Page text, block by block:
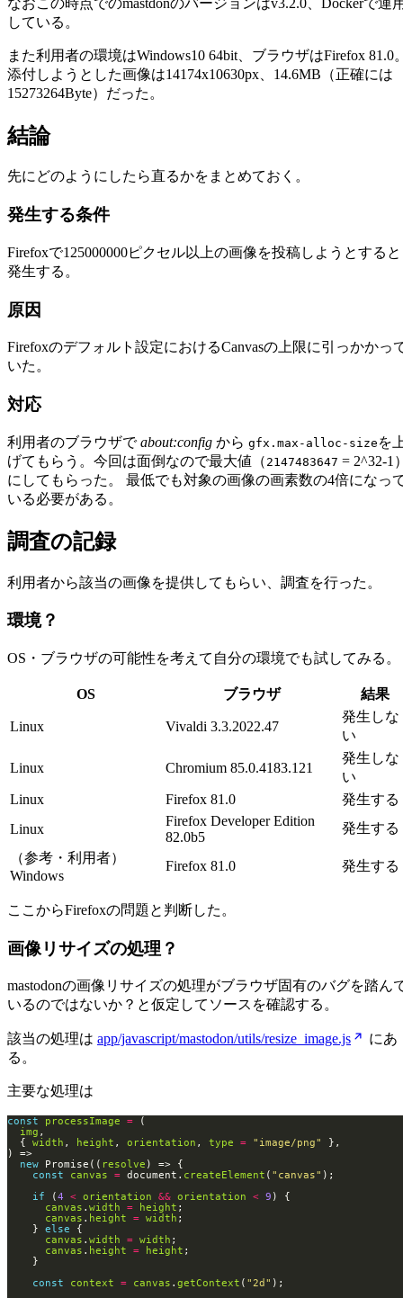
している。
また利用者の環境はWindows10 64bit、ブラウザはFirefox 81.0
添付しようとした画像は14174x10630px、14.6MB（正確には
15273264Byte）だった。
結論
先にどのようにしたら直るかをまとめておく。
発生する条件
Firefoxで125000000ピクセル以上の画像を投稿しようとすると
発生する。
原因
Firefoxのデフォルト設定におけるCanvasの上限に引っかかっ
いた。
対応
利用者のブラウザでabout:config から gfx.max-alloc-size を
げてもらう。今回は面倒なので最大値（ 2147483647 = 2^32-1
にしてもらった。 最低でも対象の画像の画素数の4倍になっ
いる必要がある。
調査の記録
利用者から該当の画像を提供してもらい、調査を行った。
環境？
OS・ブラウザの可能性を考えて自分の環境でも試してみる。
OS ブラウザ 結果
Linux Vivaldi 3.3.2022.47
発生しな
い
Linux Chromium 85.0.4183.121
発生しな
い
Linux
Firefox 81.0
発生する
Linux
Firefox Developer Edition
82.0b5
発生する
（参考・利用者）
Windows
Firefox 81.0 発生する
ここからFirefoxの問題と判断した。
画像リサイズの処理？
mastodonの画像リサイズの処理がブラウザ固有のバグを踏ん
いるのではないか？と仮定してソースを確認する。
該当の処理は app/javascript/mastodon/utils/resize_image.js
にあ
る。
主要な処理は
const processImage =
img
  {
width , height , orientation , type = "image/png"
new Promise(( resolve
const
canvas = document. createElement ( "canvas"
if ( 4 < orientation && orientation < 9
canvas . width = height
canvas . height = width
    }
else
canvas . width = width
canvas . height = height
const
context = canvas . getContext ( "2d"